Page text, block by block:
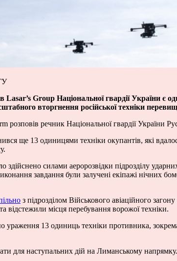
Lasar’s Group Національної гвардії України
вторгнення російської техніки
речник Національної гвардії України
ще 13 одиницями техніки окупантів, які
силами аеророзвідки підрозділу
завдання були залучені екіпажі нічних
з підрозділом Військового авіаційного
місця перебування ворожої техніки.
ураження 13 одиниць техніки противника,
для наступальних дій на Лиманському напрямку.